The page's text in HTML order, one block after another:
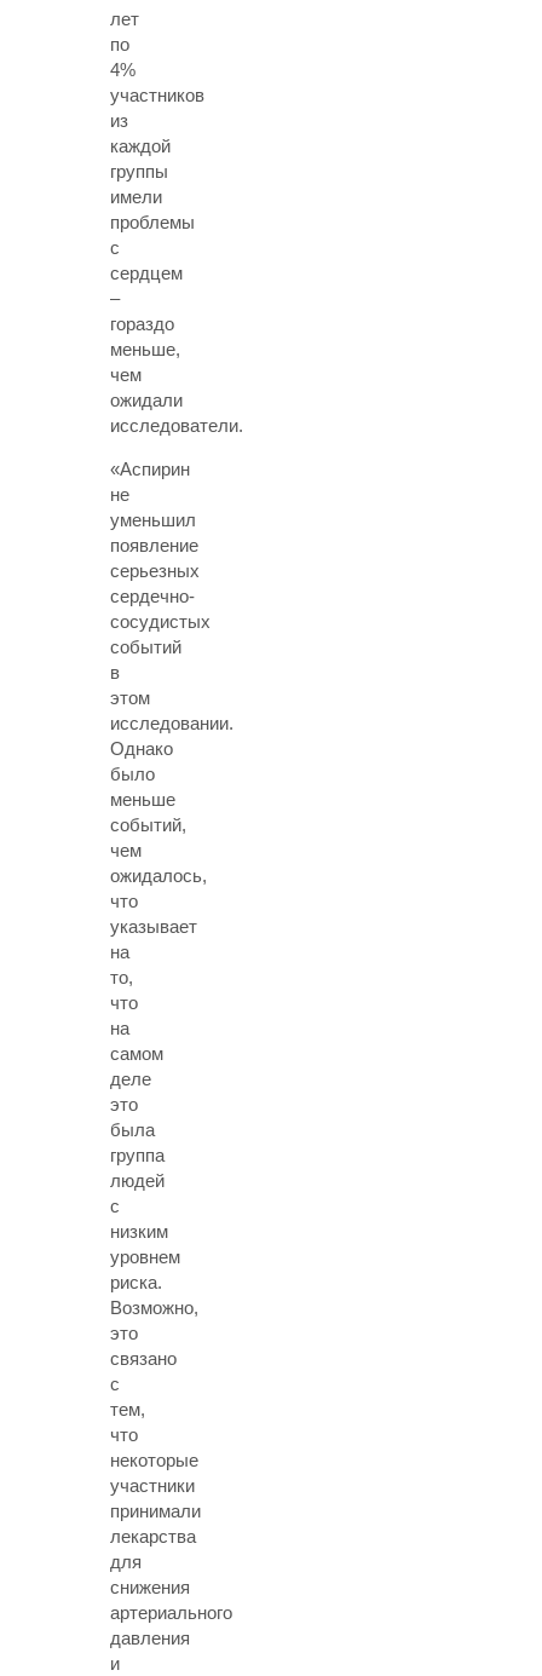
лет
по
4%
участников
из
каждой
группы
имели
проблемы
с
сердцем
–
гораздо
меньше,
чем
ожидали
исследователи.
«Аспирин
не
уменьшил
появление
серьезных
сердечно-
сосудистых
событий
в
этом
исследовании.
Однако
было
меньше
событий,
чем
ожидалось,
что
указывает
на
то,
что
на
самом
деле
это
была
группа
людей
с
низким
уровнем
риска.
Возможно,
это
связано
с
тем,
что
некоторые
участники
принимали
лекарства
для
снижения
артериального
давления
и